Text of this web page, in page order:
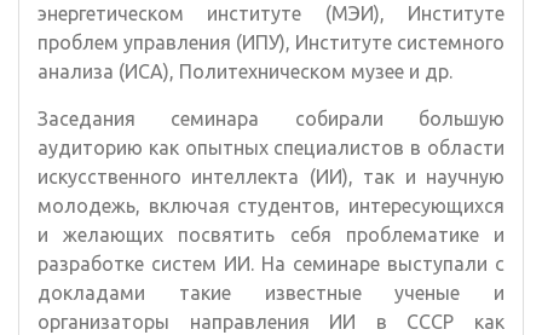
энергетическом институте (МЭИ), Институте
проблем управления (ИПУ), Институте системного
анализа (ИСА), Политехническом музее и др.
Заседания семинара собирали большую
аудиторию как опытных специалистов в области
искусственного интеллекта (ИИ), так и научную
молодежь, включая студентов, интересующихся
и желающих посвятить себя проблематике и
разработке систем ИИ. На семинаре выступали с
докладами такие известные ученые и
организаторы направления ИИ в СССР как